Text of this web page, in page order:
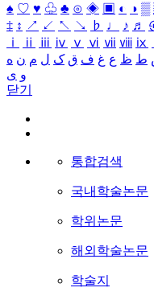
♠ ♡ ♥ ♧ ♣ ⊙ ◈ ▣ ◐ ◑ ▒
‡ ↕ ↗ ↙ ↖ ↘ ♭ ♩ ♪ ♬
ⅰ
ⅱ ⅲ ⅳ ⅴ ⅵ ⅶ ⅷ ⅸ
ط ظ ع غ ف ق ک ل م ن ه
و ی
닫기
통합검색
국내학술논문
학위논문
해외학술논문
학술지